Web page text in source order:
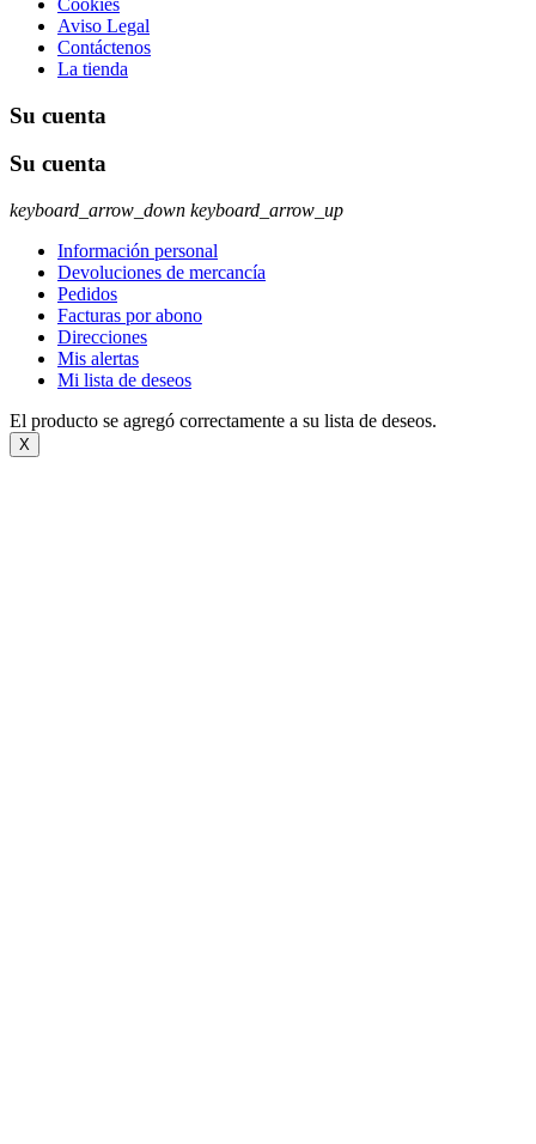
Cookies
Aviso Legal
Contáctenos
La tienda
Su cuenta
Su cuenta
keyboard_arrow_down keyboard_arrow_up
Información personal
Devoluciones de mercancía
Pedidos
Facturas por abono
Direcciones
Mis alertas
Mi lista de deseos
El producto se agregó correctamente a su lista de deseos.
X